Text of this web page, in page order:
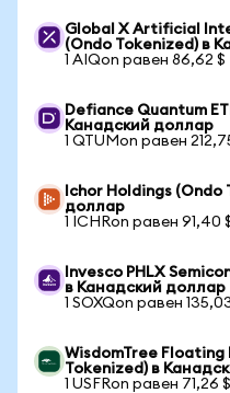
Global X Artificial
(Ondo Tokenized) в
1 AIQon равен 86,62 $
Defiance Quantum
Канадский доллар
1 QTUMon равен
Ichor Holdings
доллар
1 ICHRon равен 91,40
Invesco PHLX
в Канадский доллар
1 SOXQon равен
WisdomTree Floating
Tokenized) в
1 USFRon равен 71,26 $